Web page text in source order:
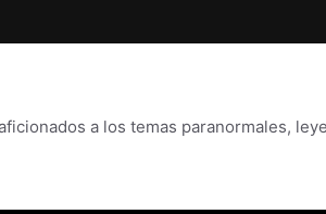
a los temas paranormales,